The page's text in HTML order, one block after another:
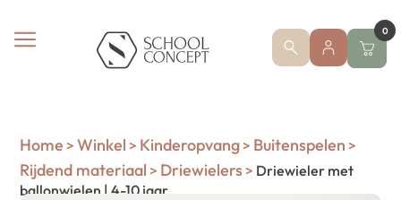
0
Home > Winkel > Kinderopvang> Buitenspelen >
Rijdend materiaal > Driewielers> Driewieler met
ballonwielen | 4-10 jaar